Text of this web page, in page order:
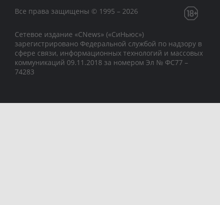
Все права защищены © 1995 – 2026
Сетевое издание «CNews» («СиНьюс»)
зарегистрировано Федеральной службой по надзору в
сфере связи, информационных технологий и массовых
коммуникаций 09.11.2018 за номером Эл № ФС77 –
74283